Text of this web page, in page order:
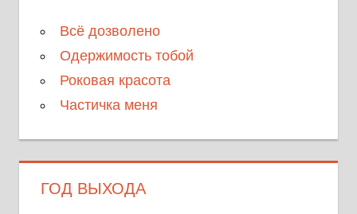
Всё дозволено
Одержимость тобой
Роковая красота
Частичка меня
ГОД ВЫХОДА